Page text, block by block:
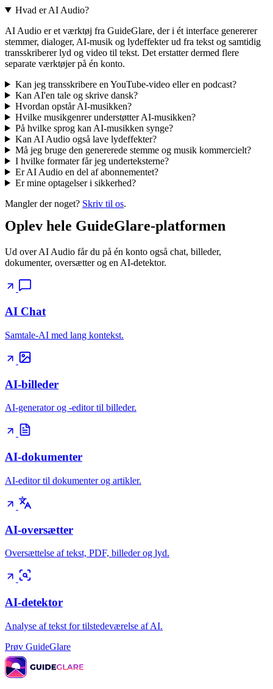
Hvad er AI Audio?
AI Audio er et værktøj fra GuideGlare, der i ét interface genererer
stemmer, dialoger, AI-musik og lydeffekter ud fra tekst og samtidig
transskriberer lyd og video til tekst. Det erstatter dermed flere
separate værktøjer på én konto.
Kan jeg transskribere en YouTube-video eller en podcast?
Kan AI'en tale og skrive dansk?
Hvordan opstår AI-musikken?
Hvilke musikgenrer understøtter AI-musikken?
På hvilke sprog kan AI-musikken synge?
Kan AI Audio også lave lydeffekter?
Må jeg bruge den genererede stemme og musik kommercielt?
I hvilke formater får jeg underteksterne?
Er AI Audio en del af abonnementet?
Er mine optagelser i sikkerhed?
Mangler der noget? Skriv til os.
Oplev hele GuideGlare-platformen
Ud over AI Audio får du på én konto også chat, billeder,
dokumenter, oversætter og en AI-detektor.
AI Chat
Samtale-AI med lang kontekst.
AI-billeder
AI-generator og -editor til billeder.
AI-dokumenter
AI-editor til dokumenter og artikler.
AI-oversætter
Oversættelse af tekst, PDF, billeder og lyd.
AI-detektor
Analyse af tekst for tilstedeværelse af AI.
Prøv GuideGlare